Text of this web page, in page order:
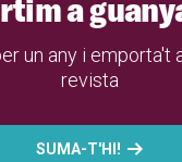
a
un any i emporta't
revista
SUMA-T'HI!